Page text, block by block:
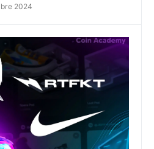
2024
NFT acquis par Nike,